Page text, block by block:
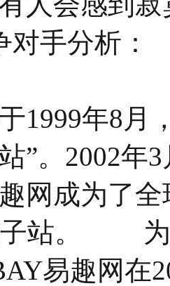
手分析：
1999年8月
”。2002年
网成为了
子站。 为
易趣网